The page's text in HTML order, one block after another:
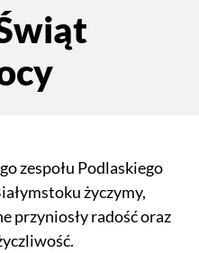
zespołu Podlaskiego
życzymy,
przyniosły radość oraz